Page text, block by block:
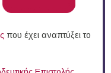
που έχει αναπτύξει το